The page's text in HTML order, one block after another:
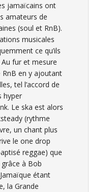
jamaïcains ont
amateurs de
(soul et RnB).
musicales
ce qu’ils
fur et mesure
en y ajoutant
tel l’accord de
hyper
Le ska est alors
(rythme
un chant plus
le one drop
reggae) que
à Bob
étant
la Grande